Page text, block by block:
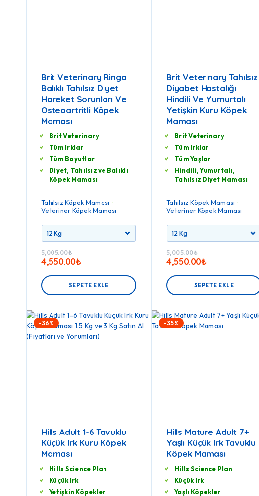
Brit Veterinary Ringa
Balıklı Tahılsız Diyet
Hareket Sorunları Ve
Osteoartritli Köpek
Maması
Brit Veterinary
Tüm Irklar
Tüm Boyutlar
Diyet, Tahılsız ve Balıklı
Köpek Maması
Tahılsız Köpek Maması
Veteriner Köpek Maması
5,005.00₺
4,550.00₺
SEPETE EKLE
Brit Veterinary Tahılsız
Diyabet Hastalığı
Hindili Ve Yumurtalı
Yetişkin Kuru Köpek
Maması
Brit Veterinary
Tüm Irklar
Tüm Yaşlar
Hindili, Yumurtalı,
Tahılsız Diyet Maması
Tahılsız Köpek Maması
Veteriner Köpek Maması
5,005.00₺
4,550.00₺
SEPETE EKLE
-36%
Hills Adult 1-6 Tavuklu
Küçük Irk Kuru Köpek
Maması
Hills Science Plan
Küçük Irk
Yetişkin Köpekler
-35%
Hills Mature Adult 7+
Yaşlı Küçük Irk Tavuklu
Köpek Maması
Hills Science Plan
Küçük Irk
Yaşlı Köpekler